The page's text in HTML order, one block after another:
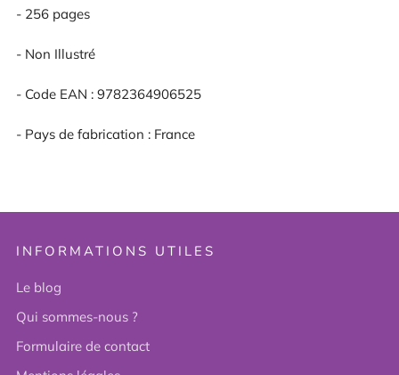
- 256 pages
- Non Illustré
- Code EAN : 9782364906525
- Pays de fabrication : France
INFORMATIONS UTILES
Le blog
Qui sommes-nous ?
Formulaire de contact